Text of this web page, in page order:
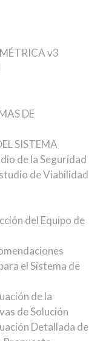
v3
DE
SISTEMA
de la Seguridad
de Viabilidad
del Equipo de
el Sistema de
de la
de Solución
Detallada de